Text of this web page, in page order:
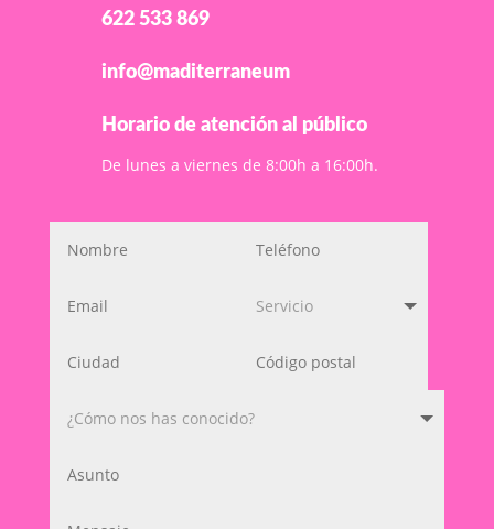
622 533 869
info@maditerraneum
Horario de atención al público
De lunes a viernes de 8:00h a 16:00h.